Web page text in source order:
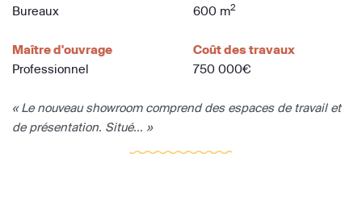
Bureaux
600 m2
Maître d'ouvrage
Professionnel
Coût des travaux
750 000€
« Le nouveau showroom comprend des espaces de travail et
de présentation. Situé... »